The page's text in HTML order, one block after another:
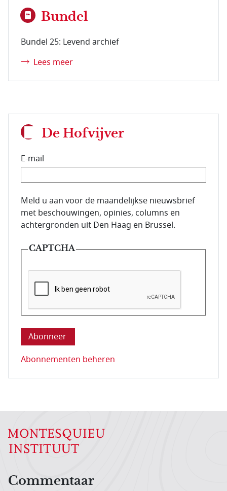
Bundel
Bundel 25: Levend archief
Lees meer
De Hofvijver
E-mail
E-mailadres van de abonnee.
Meld u aan voor de maandelijkse nieuwsbrief
met beschouwingen, opinies, columns en
achtergronden uit Den Haag en Brussel.
CAPTCHA
Deze vraag is om te controleren dat u een mens
Abonnementen beheren
Hoofdnavigatiemenu
Commentaar